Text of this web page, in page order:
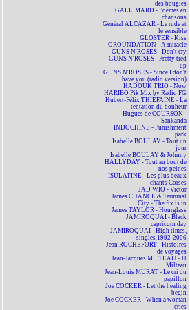
des bougies
GALLIMARD - Poèmes en
chansons
Général ALCAZAR - Le rude et
le sensible
GLOSTER - Kiss
GROUNDATION - A miracle
GUNS N'ROSES - Don't cry
GUNS N'ROSES - Pretty tied
up
GUNS N'ROSES - Since I don't
have you (radio version)
HADOUK TRIO - Now
HARIBO Pik Mix by Radio FG
Hubert-Félix THIÉFAINE - La
tentation du bonheur
Hugues de COURSON -
Sankanda
INDOCHINE - Punishment
park
Isabelle BOULAY - Tout un
jour
Isabelle BOULAY & Johnny
HALLYDAY - Tout au bout de
nos peines
ISULATINE - Les plus beaux
chants Corses
JAD WIO - Victor
James CHANCE & Terminal
City - The fix is in
James TAYLOR - Hourglass
JAMIROQUAI - Black
capricorn day
JAMIROQUAI - High times,
singles 1992-2006
Jean ROCHEFORT - Histoires
de voyages
Jean-Jacques MILTEAU - JJ
Milteau
Jean-Louis MURAT - Le cri du
papillon
Joe COCKER - Let the healing
begin
Joe COCKER - When a woman
cries